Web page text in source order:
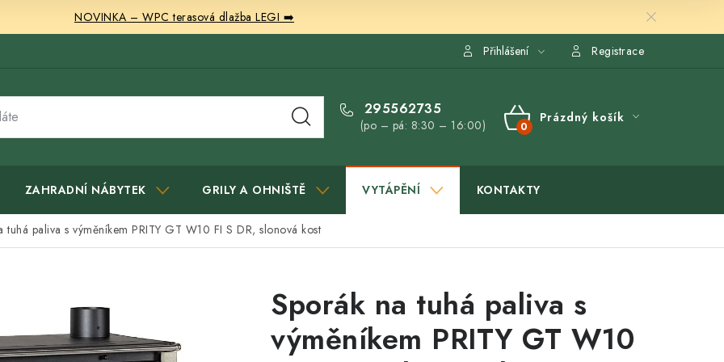
NOVINKA – WPC terasová dlažba LEGI ➡️
Přihlášení Registrace
295562735
(po – pá: 8:30 – 16:00)
NÁKUPNÍ
Prázdný košík
ZAHRADNÍ NÁBYTEK GRILY A OHNIŠTĚ VYTÁPĚNÍ KONTAKTY
tuhá paliva s výměníkem PRITY GT W10 FI S DR, slonová kost
Sporák na tuhá paliva s
výměníkem PRITY GT W10